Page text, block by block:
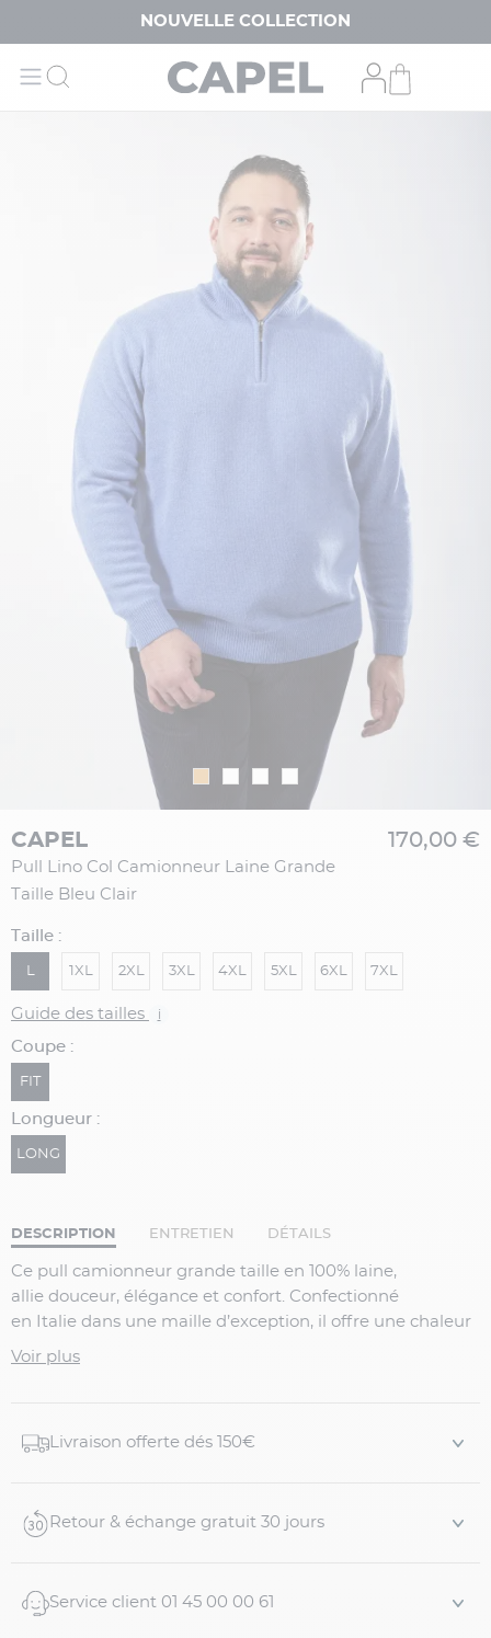
NOUVELLE COLLECTION
CAPEL
Pull Lino Col Camionneur Laine Grande
Taille Bleu Clair
170,00 €
Taille :
L 1XL 2XL 3XL 4XL 5XL 6XL 7XL
Guide des tailles i
Coupe :
FIT
Longueur :
LONG
DESCRIPTION ENTRETIEN DÉTAILS
Ce pull camionneur grande taille en 100% laine,
allie douceur, élégance et confort. Confectionné
en
Italie dans une maille d’exception, il offre une chaleur
naturelle tout en restant léger et agréable à porter.
poignets et à la base assurent un maintien parfait et une
Détails produit :
Voir plus
Livraison offerte dés 150€
Retour & échange gratuit 30 jours
Service client 01 45 00 00 61